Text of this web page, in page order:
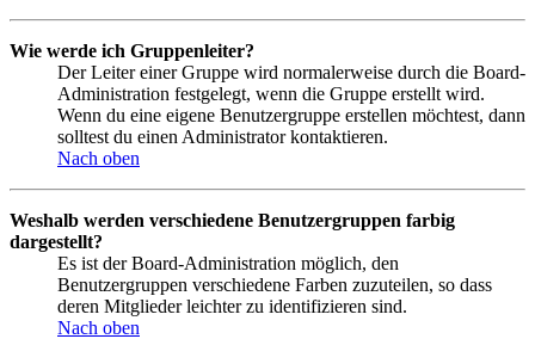
Wie werde ich Gruppenleiter?
Der Leiter einer Gruppe wird normalerweise durch die Board-
Administration festgelegt, wenn die Gruppe erstellt wird.
Wenn du eine eigene Benutzergruppe erstellen möchtest, dann
solltest du einen Administrator kontaktieren.
Nach oben
Weshalb werden verschiedene Benutzergruppen farbig
dargestellt?
Es ist der Board-Administration möglich, den
Benutzergruppen verschiedene Farben zuzuteilen, so dass
deren Mitglieder leichter zu identifizieren sind.
Nach oben